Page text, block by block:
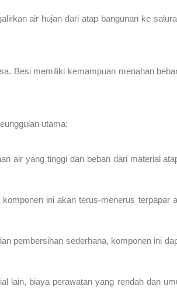
air hujan dari atap bangunan ke
Besi memiliki kemampuan menahan
utama:
air yang tinggi dan beban dari material
ini akan terus-menerus terpapar
pembersihan sederhana, komponen ini
lain, biaya perawatan yang rendah dan